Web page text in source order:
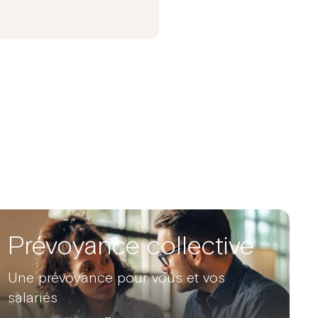
Prévoyance collective
Une prévoyance pour vous et vos
salariés